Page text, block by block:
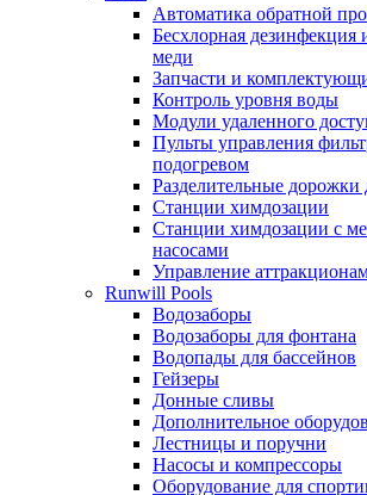
Автоматика обратной
Беcхлорная дезинфекция
меди
Запчасти и
Контроль уровня воды
Модули удаленного
Пульты управления
подогревом
Разделительные дорожки
Станции химдозации
Станции химдозации с
насосами
Управление
Runwill Pools
Водозаборы
Водозаборы для фонтана
Водопады для бассейнов
Гейзеры
Донные сливы
Дополнительное
Лестницы и поручни
Насосы и компрессоры
Оборудование для